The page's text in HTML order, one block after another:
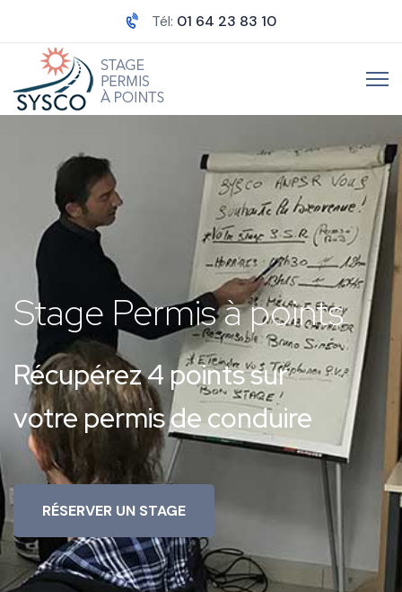
Tél: 01 64 23 83 10
Stage Permis à points
Récupérez 4 points sur
votre permis de conduire
RÉSERVER UN STAGE